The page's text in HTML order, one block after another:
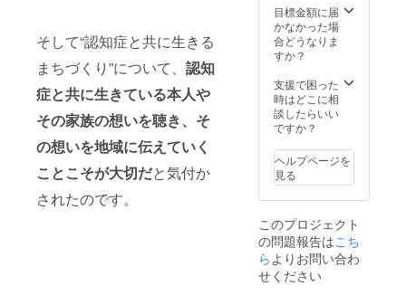
そして“認知症と共に生きる
まちづくり”について、 認知
症と共に生きている本人や
その家族の想いを聴き、そ
の想いを地域に伝えていく
ことこそが大切だと気付か
されたのです。
場合は
別にお
申し出
賛者リ
スト」
にお名
礼品と
してお
送りす
る報告
「協賛
者リス
ト」に
お名前
させて
いただ
きます
（辞退
される
（有効
期限
2019年
6月30
・コー
スター5
枚：認
知症の
を込め
て作っ
た手作
りコー
をお送
りしま
す。 ・
報告書
内「協
目標金額に届
かなかった場
合どうなりま
すか？
支援で困った
時はどこに相
談したらいい
ですか？
ヘルプページを
見る
このプロジェクト
の問題報告はこち
らよりお問い合わ
せください